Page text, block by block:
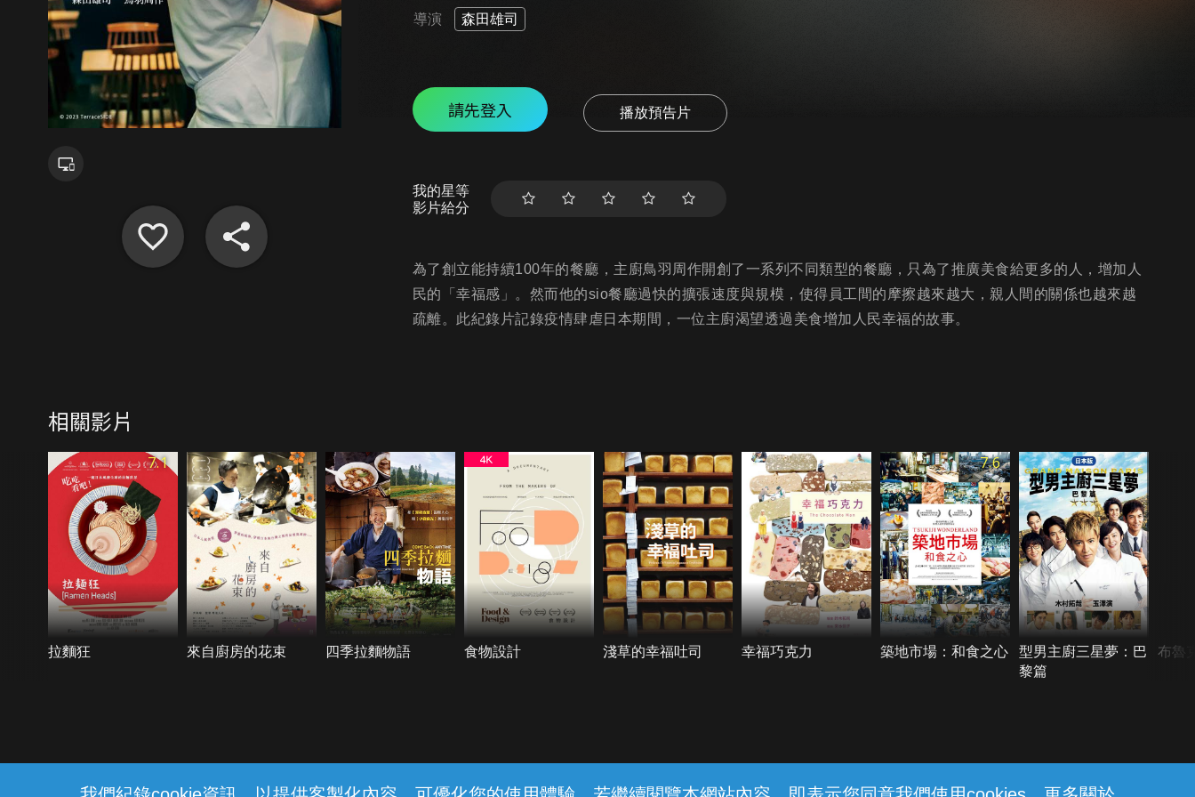
導演 森田雄司
請先登入 播放預告片
我的星等
影片給分
為了創立能持續100年的餐廳，主廚鳥羽周作開創了一系列不同類型的餐廳，只為了推廣美食給更多的人，增加人
民的「幸福感」。然而他的sio餐廳過快的擴張速度與規模，使得員工間的摩擦越來越大，親人間的關係也越來越
疏離。此紀錄片記錄疫情肆虐日本期間，一位主廚渴望透過美食增加人民幸福的故事。
相關影片
7.1
拉麵狂 來自廚房的花束 四季拉麵物語 食物設計 淺草的幸福吐司 幸福巧克力
7.6
築地市場：和食之心
型男主廚三星夢：巴
黎篇
布魯
線上客服 服務條款 隱私權保護